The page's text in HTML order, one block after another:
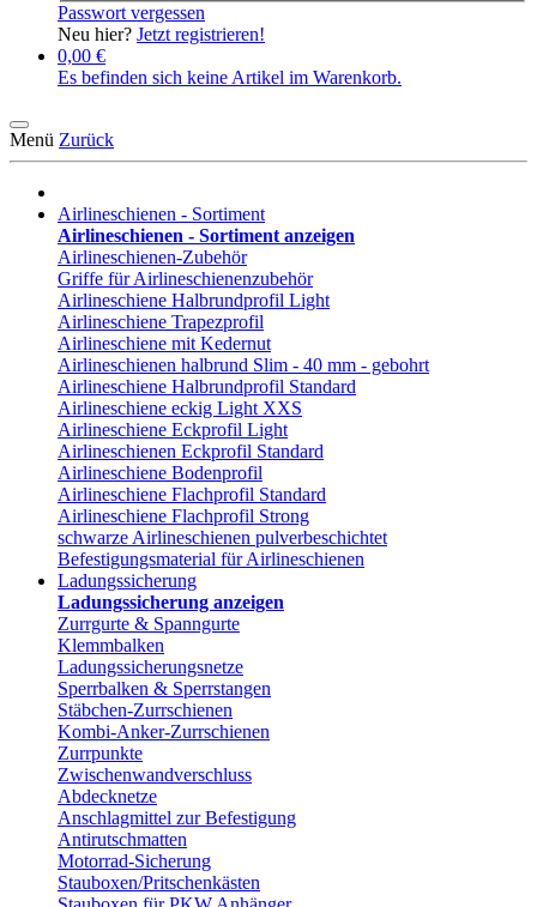
Passwort vergessen
Neu hier? Jetzt registrieren!
0,00 €
Es befinden sich keine Artikel im Warenkorb.
Menü Zurück
Airlineschienen - Sortiment
Airlineschienen - Sortiment anzeigen
Airlineschienen-Zubehör
Griffe für Airlineschienenzubehör
Airlineschiene Halbrundprofil Light
Airlineschiene Trapezprofil
Airlineschiene mit Kedernut
Airlineschienen halbrund Slim - 40 mm - gebohrt
Airlineschiene Halbrundprofil Standard
Airlineschiene eckig Light XXS
Airlineschiene Eckprofil Light
Airlineschienen Eckprofil Standard
Airlineschiene Bodenprofil
Airlineschiene Flachprofil Standard
Airlineschiene Flachprofil Strong
schwarze Airlineschienen pulverbeschichtet
Befestigungsmaterial für Airlineschienen
Ladungssicherung
Ladungssicherung anzeigen
Zurrgurte & Spanngurte
Klemmbalken
Ladungssicherungsnetze
Sperrbalken & Sperrstangen
Stäbchen-Zurrschienen
Kombi-Anker-Zurrschienen
Zurrpunkte
Zwischenwandverschluss
Abdecknetze
Anschlagmittel zur Befestigung
Antirutschmatten
Motorrad-Sicherung
Stauboxen/Pritschenkästen